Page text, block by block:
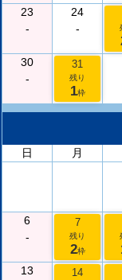
23
-
24
-
30
-
31
残り
1枠
日
月
6
-
7
残り
2枠
13
14